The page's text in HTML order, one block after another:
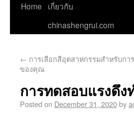
Home
เกี่ยวกับ
chinashengrui.com
← การเลือกสีอุตสาหกรรมสำหรับกา
ของคุณ
การทดสอบแรงดึง
Posted on December 31, 2020by